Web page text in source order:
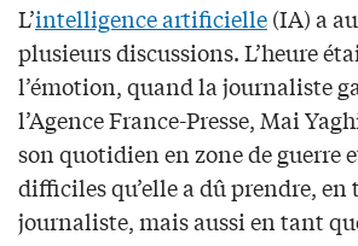
L’intelligence artificielle(IA) a
plusieurs discussions. L’heure
l’émotion, quand la journaliste
l’Agence France-Presse, Mai
son quotidien en zone de guerre
difficiles qu’elle a dû prendre, en
journaliste, mais aussi en tant